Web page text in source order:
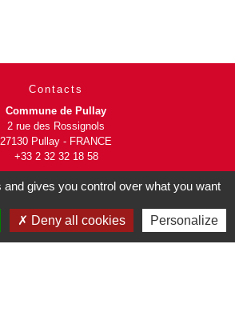
Contacts
Commune de Pullay
2 rue des Rossignols
27130 Pullay - FRANCE
+33 2 32 32 18 58
Site internet :
www.pullay.fr
gives you control over what you want
Deny all cookies Personalize